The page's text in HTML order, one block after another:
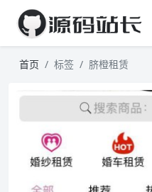
首页 标签 脐橙租赁